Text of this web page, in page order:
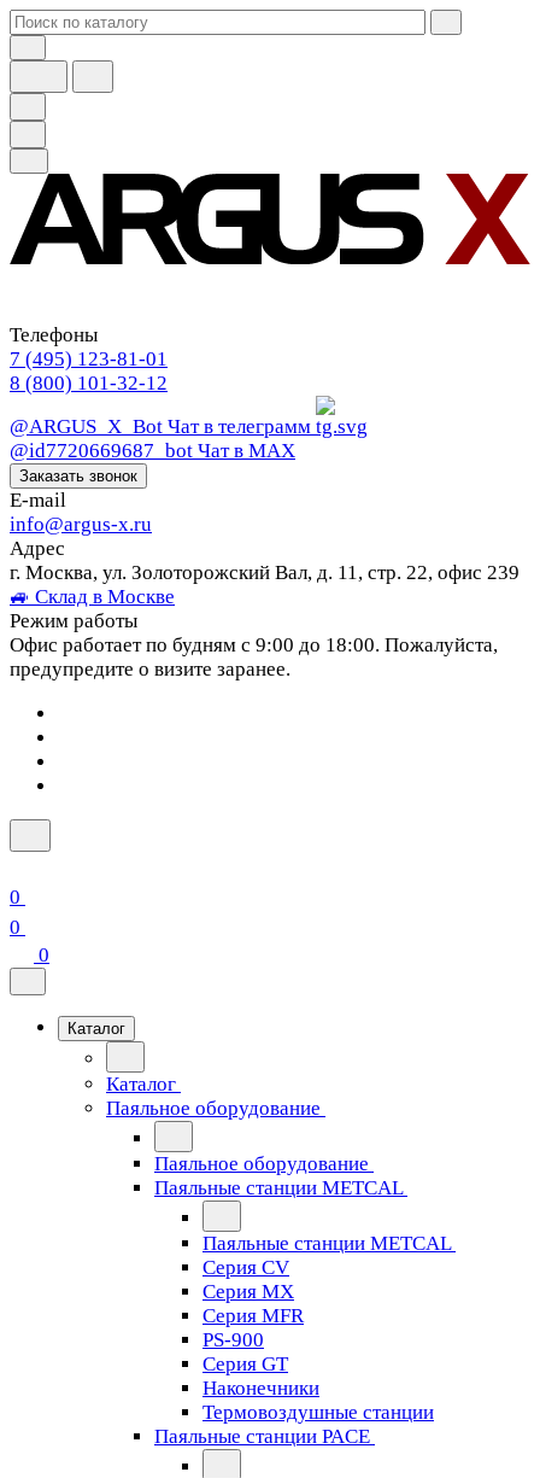
Телефоны
7 (495) 123-81-01
8 (800) 101-32-12
@ARGUS_X_Bot Чат в телеграмм
@id7720669687_bot Чат в МАХ
Заказать звонок
E-mail
info@argus-x.ru
Адрес
г. Москва, ул. Золоторожский Вал, д. 11, стр. 22, офис 239
🚙 Склад в Москве
Режим работы
Офис работает по будням с 9:00 до 18:00. Пожалуйста,
предупредите о визите заранее.
0
0
0
Каталог
Каталог
Паяльное оборудование
Паяльное оборудование
Паяльные станции METCAL
Паяльные станции METCAL
Серия CV
Серия MX
Серия MFR
PS-900
Серия GT
Наконечники
Термовоздушные станции
Паяльные станции PACE